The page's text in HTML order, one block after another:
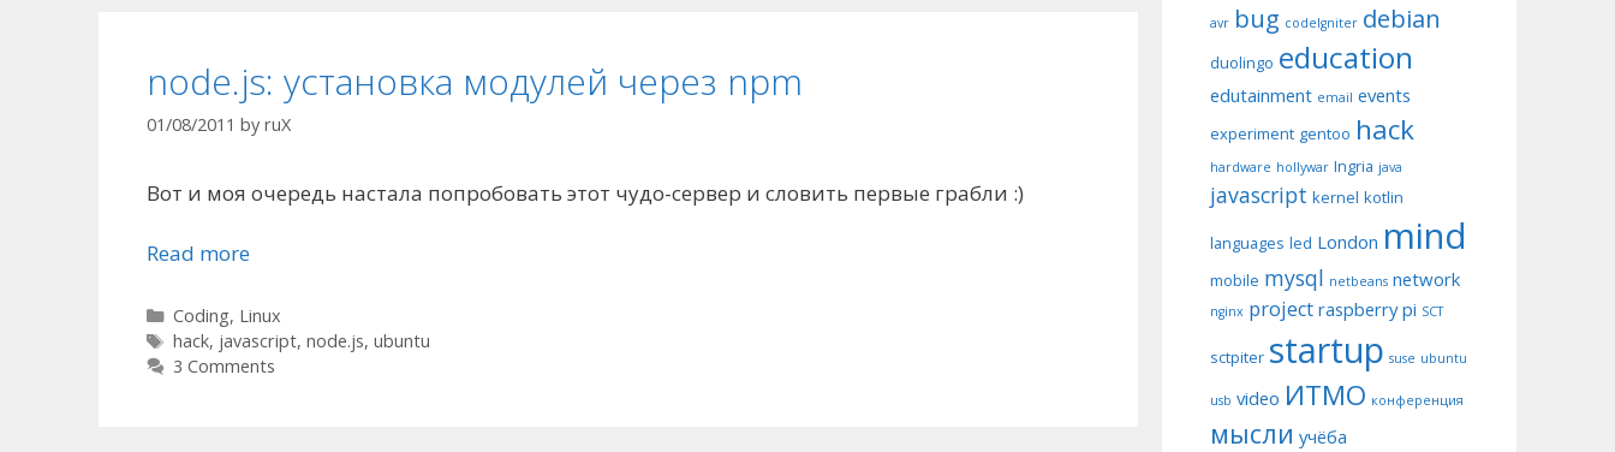
node.js: установка модулей через npm
01/08/2011 by ruX
Вот и моя очередь настала попробовать этот чудо-сервер и словить первые грабли :)
Read more
Categories
Coding, Linux
Tags
hack, javascript, node.js, ubuntu
3 Comments
avr bug codeIgniter debian
duolingo education
edutainment email events
experiment gentoo hack
hardware hollywar Ingria java
javascript kernel kotlin
languages led London mind
mobile mysql netbeans network
nginx project raspberry pi SCT
sctpiter startup suse ubuntu
usb video ИТМО конференция
мысли учёба